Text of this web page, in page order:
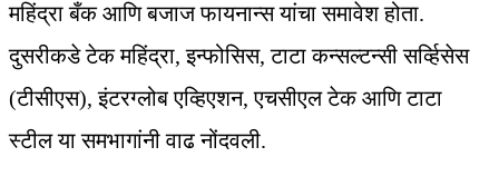
महिंद्रा बँक आणि बजाज फायनान्स यांचा समावेश होता.
दुसरीकडे टेक महिंद्रा, इन्फोसिस, टाटा कन्सल्टन्सी सर्व्हिसेस
(टीसीएस), इंटरग्लोब एव्हिएशन, एचसीएल टेक आणि टाटा
स्टील या समभागांनी वाढ नोंदवली.